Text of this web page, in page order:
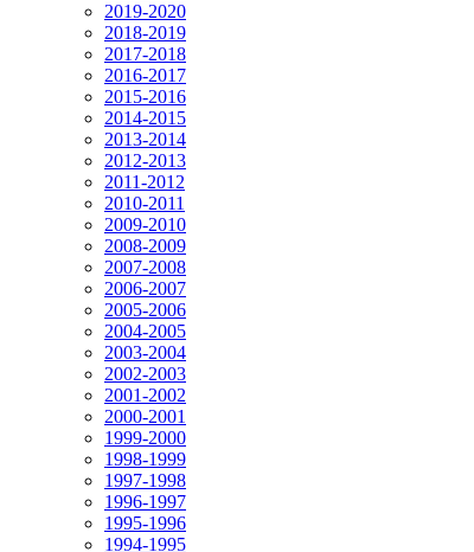
2019-2020
2018-2019
2017-2018
2016-2017
2015-2016
2014-2015
2013-2014
2012-2013
2011-2012
2010-2011
2009-2010
2008-2009
2007-2008
2006-2007
2005-2006
2004-2005
2003-2004
2002-2003
2001-2002
2000-2001
1999-2000
1998-1999
1997-1998
1996-1997
1995-1996
1994-1995